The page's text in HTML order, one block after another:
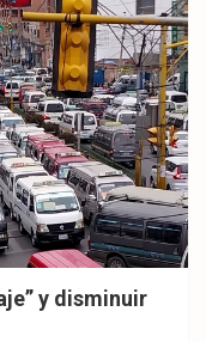
y disminuir